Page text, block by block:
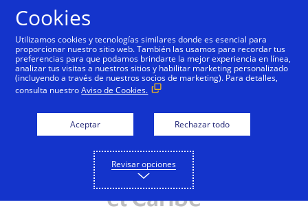
NOTAS DE PRENSA
Visa optimiza la
seguridad de las
transacciones en línea
en toda América Latina y
el Caribe
Cookies
Utilizamos cookies y tecnologías similares donde es esencial para
proporcionar nuestro sitio web. También las usamos para recordar tus
preferencias para que podamos brindarte la mejor experiencia en línea,
analizar tus visitas a nuestros sitios y habilitar marketing personalizado
(incluyendo a través de nuestros socios de marketing). Para detalles,
consulta nuestroAviso de Cookies.
Aceptar Rechazar todo
Revisar opciones